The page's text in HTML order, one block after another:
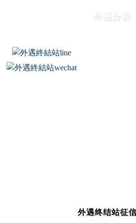
外遇分析
本和魅力让小三或小王心甘
小三、 外遇等情感另类词到处可
外遇终结站征